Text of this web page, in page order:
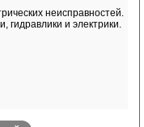
неисправностей.
гидравлики и электрики.